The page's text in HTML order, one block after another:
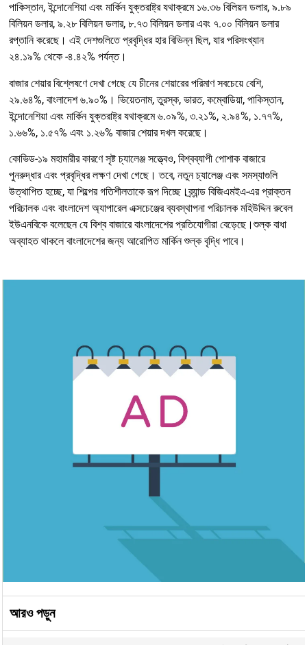
পাকিস্তান, ইন্দোনেশিয়া এবং মার্কিন যুক্তরাষ্ট্র যথাক্রমে ১৬.৩৬ বিলিয়ন ডলার, ৯.৮৯
বিলিয়ন ডলার, ৯.২৮ বিলিয়ন ডলার, ৮.৭৩ বিলিয়ন ডলার এবং ৭.০০ বিলিয়ন ডলার
রপ্তানি করেছে। এই দেশগুলিতে প্রবৃদ্ধির হার বিভিন্ন ছিল, যার পরিসংখ্যান
২৪.১৯% থেকে -৪.৪২% পর্যন্ত।
বাজার শেয়ার বিশ্লেষণে দেখা গেছে যে চীনের শেয়ারের পরিমাণ সবচেয়ে বেশি,
২৯.৬৪%, বাংলাদেশ ৬.৯০%। ভিয়েতনাম, তুরস্ক, ভারত, কম্বোডিয়া, পাকিস্তান,
ইন্দোনেশিয়া এবং মার্কিন যুক্তরাষ্ট্র যথাক্রমে ৬.০৯%, ৩.২১%, ২.৯৪%, ১.৭৭%,
১.৬৬%, ১.৫৭% এবং ১.২৬% বাজার শেয়ার দখল করেছে।
কোভিড-১৯ মহামারীর কারণে সৃষ্ট চ্যালেঞ্জ সত্ত্বেও, বিশ্বব্যাপী পোশাক বাজারে
পুনরুদ্ধার এবং প্রবৃদ্ধির লক্ষণ দেখা গেছে। তবে, নতুন চ্যালেঞ্জ এবং সমস্যাগুলি
উত্থাপিত হচ্ছে, যা শিল্পের গতিশীলতাকে রূপ দিচ্ছে।ব্র্যান্ড বিজিএমইএ-এর প্রাক্তন
পরিচালক এবং বাংলাদেশ অ্যাপারেল এক্সচেঞ্জের ব্যবস্থাপনা পরিচালক মহিউদ্দিন রুবেল
ইউএনবিকে বলেছেন যে বিশ্ব বাজারে বাংলাদেশের প্রতিযোগীরা বেড়েছে।শুল্ক বাধা
অব্যাহত থাকলে বাংলাদেশের জন্য আরোপিত মার্কিন শুল্ক বৃদ্ধি পাবে।
আরও পড়ুন